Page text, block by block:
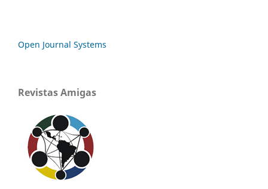
Open Journal Systems
Revistas Amigas